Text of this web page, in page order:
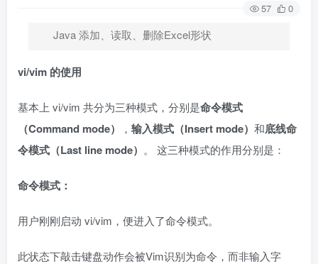
57 0
Java 添加、读取、删除Excel形状
vi/vim 的使用
基本上 vi/vim 共分为三种模式，分别是命令模式
（Command mode） ， 输入模式（Insert mode） 和底线命
令模式（Last line mode） 。 这三种模式的作用分别是：
命令模式：
用户刚刚启动 vi/vim，便进入了命令模式。
此状态下敲击键盘动作会被Vim识别为命令，而非输入字